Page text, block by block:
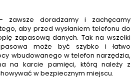
zawsze doradzamy i zachęcamy
aby przed wysłaniem telefonu do
zapasową danych. Tak na wszelki
może być szybko i łatwo
wbudowanego w telefon narzędzia,
na karcie pamięci, którą należy z
w bezpiecznym miejscu.